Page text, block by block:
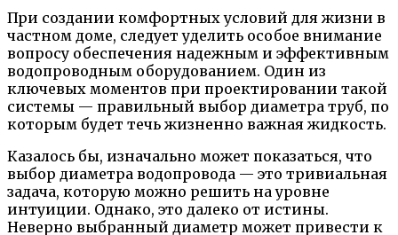
При создании комфортных условий для жизни в
частном доме, следует уделить особое внимание
вопросу обеспечения надежным и эффективным
водопроводным оборудованием. Один из
ключевых моментов при проектировании такой
системы — правильный выбор диаметра труб, по
которым будет течь жизненно важная жидкость.
Казалось бы, изначально может показаться, что
выбор диаметра водопровода — это тривиальная
задача, которую можно решить на уровне
интуиции. Однако, это далеко от истины.
Неверно выбранный диаметр может привести к